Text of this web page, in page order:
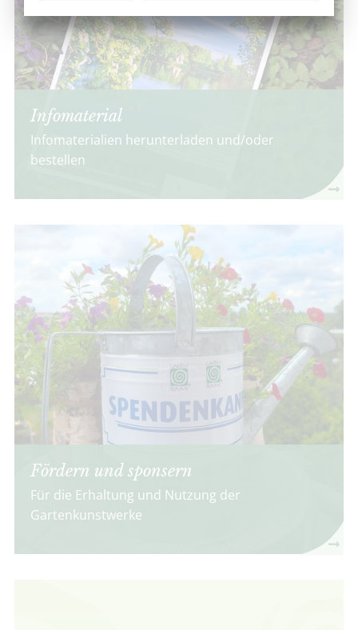
Infomaterial
Infomaterialien herunterladen und/oder
bestellen
Fördern und sponsern
Für die Erhaltung und Nutzung der
Gartenkunstwerke